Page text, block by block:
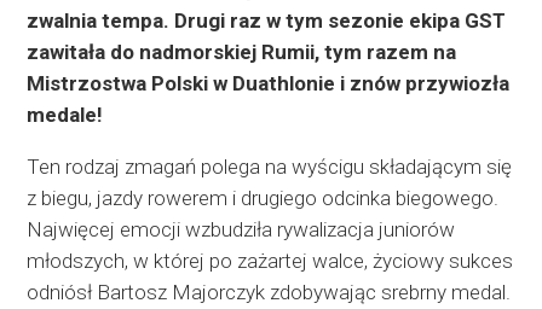
zwalnia tempa. Drugi raz w tym sezonie ekipa GST
zawitała do nadmorskiej Rumii, tym razem na
Mistrzostwa Polski w Duathlonie i znów przywiozła
medale!
Ten rodzaj zmagań polega na wyścigu składającym się
z biegu, jazdy rowerem i drugiego odcinka biegowego.
Najwięcej emocji wzbudziła rywalizacja juniorów
młodszych, w której po zażartej walce, życiowy sukces
odniósł Bartosz Majorczyk zdobywając srebrny medal.